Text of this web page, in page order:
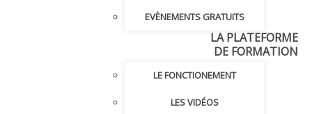
EVÈNEMENTS GRATUITS
LA PLATEFORME
DE FORMATION
LE FONCTIONEMENT
LES VIDÉOS